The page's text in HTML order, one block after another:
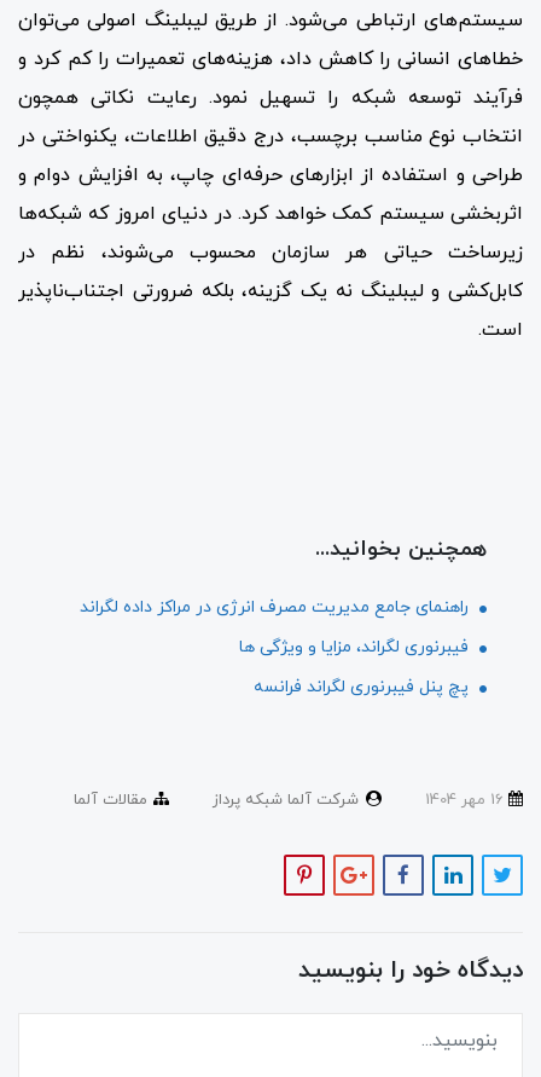
سیستم‌های ارتباطی می‌شود. از طریق لیبلینگ اصولی می‌توان
خطاهای انسانی را کاهش داد، هزینه‌های تعمیرات را کم کرد و
فرآیند توسعه شبکه را تسهیل نمود. رعایت نکاتی همچون
انتخاب نوع مناسب برچسب، درج دقیق اطلاعات، یکنواختی در
طراحی و استفاده از ابزارهای حرفه‌ای چاپ، به افزایش دوام و
اثربخشی سیستم کمک خواهد کرد. در دنیای امروز که شبکه‌ها
زیرساخت حیاتی هر سازمان محسوب می‌شوند، نظم در
کابل‌کشی و لیبلینگ نه یک گزینه، بلکه ضرورتی اجتناب‌ناپذیر
است.
همچنین بخوانید...
راهنمای جامع مدیریت مصرف انرژی در مراکز داده لگراند
فیبرنوری لگراند، مزایا و ویژگی ها
پچ پنل فیبرنوری لگراند فرانسه
شرکت آلما شبکه پرداز مقالات آلما
دیدگاه خود را بنویسید